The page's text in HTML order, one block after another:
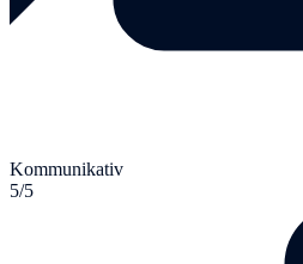
Kommunikativ
5/5